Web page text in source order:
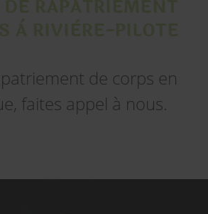
de corps en
faites appel à nous.